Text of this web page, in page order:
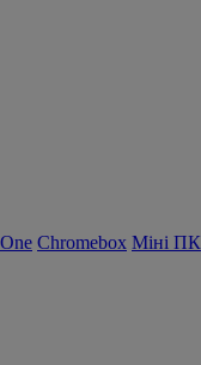
Chromebox Міні ПК